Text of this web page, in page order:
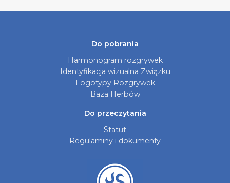
Do pobrania
Harmonogram rozgrywek
Identyfikacja wizualna Związku
Logotypy Rozgrywek
Baza Herbów
Do przeczytania
Statut
Regulaminy i dokumenty